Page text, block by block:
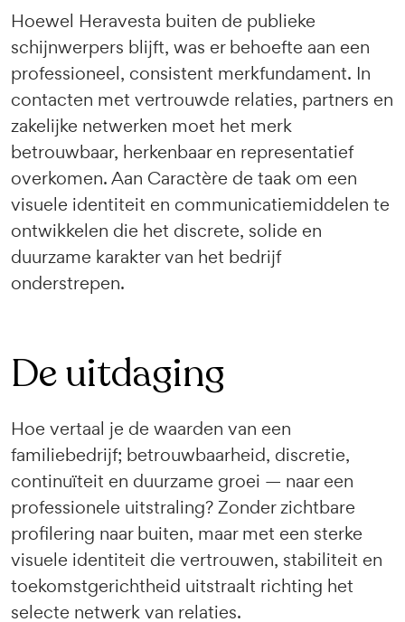
Hoewel Heravesta buiten de publieke
schijnwerpers blijft, was er behoefte aan een
professioneel, consistent merkfundament. In
contacten met vertrouwde relaties, partners en
zakelijke netwerken moet het merk
betrouwbaar, herkenbaar en representatief
overkomen. Aan Caractère de taak om een
visuele identiteit en communicatiemiddelen te
ontwikkelen die het discrete, solide en
duurzame karakter van het bedrijf
onderstrepen.
De uitdaging
Hoe vertaal je de waarden van een
familiebedrijf; betrouwbaarheid, discretie,
continuïteit en duurzame groei — naar een
professionele uitstraling? Zonder zichtbare
profilering naar buiten, maar met een sterke
visuele identiteit die vertrouwen, stabiliteit en
toekomstgerichtheid uitstraalt richting het
selecte netwerk van relaties.